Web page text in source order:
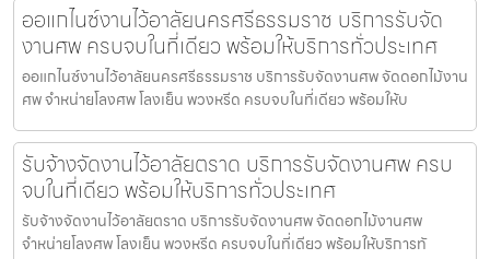
ออแกไนซ์งานไว้อาลัยนครศรีธรรมราช บริการรับจัด
งานศพ ครบจบในที่เดียว พร้อมให้บริการทั่วประเทศ
ออแกไนซ์งานไว้อาลัยนครศรีธรรมราช บริการรับจัดงานศพ จัดดอกไม้งาน
ศพ จำหน่ายโลงศพ โลงเย็น พวงหรีด ครบจบในที่เดียว พร้อมให้บ
รับจ้างจัดงานไว้อาลัยตราด บริการรับจัดงานศพ ครบ
จบในที่เดียว พร้อมให้บริการทั่วประเทศ
รับจ้างจัดงานไว้อาลัยตราด บริการรับจัดงานศพ จัดดอกไม้งานศพ
จำหน่ายโลงศพ โลงเย็น พวงหรีด ครบจบในที่เดียว พร้อมให้บริการทั